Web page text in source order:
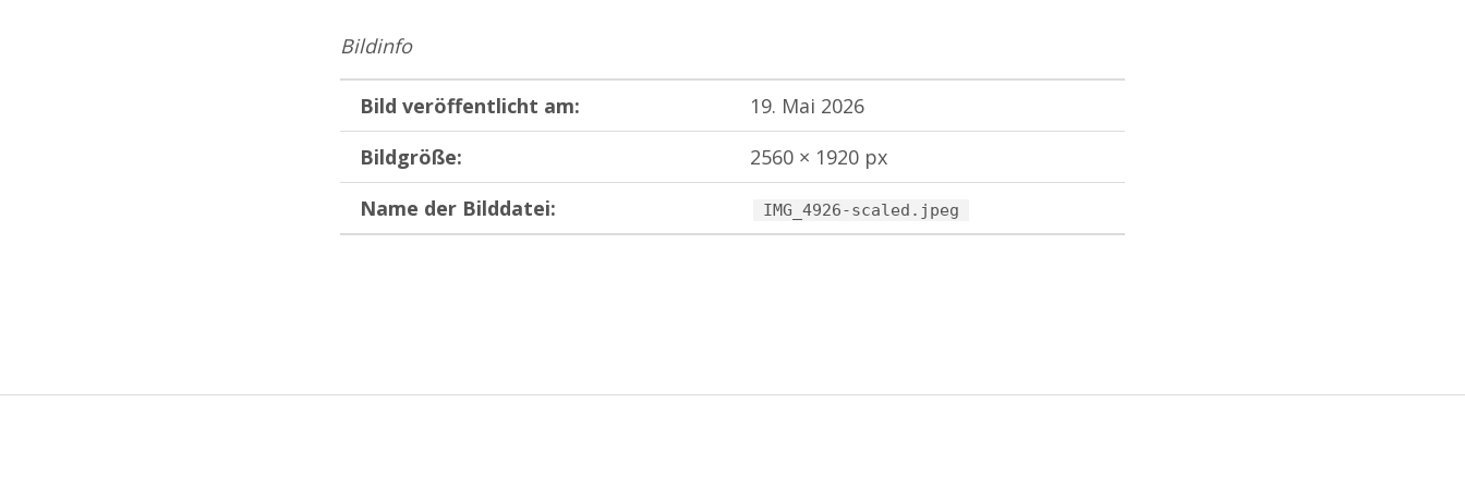
Bildinfo
Bild veröffentlicht am:
19. Mai 2026
Bildgröße:
2560 × 1920 px
Name der Bilddatei:
IMG_4926-scaled.jpeg
Zurück zur Hauptnavigation springen
Beitragsnavigation